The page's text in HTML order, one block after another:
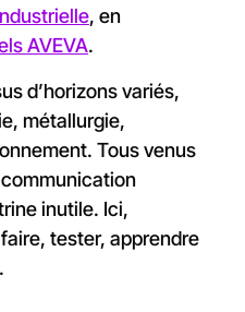
, en
AVEVA.
d’horizons variés,
métallurgie,
Tous venus
inutile. Ici,
tester, apprendre
.